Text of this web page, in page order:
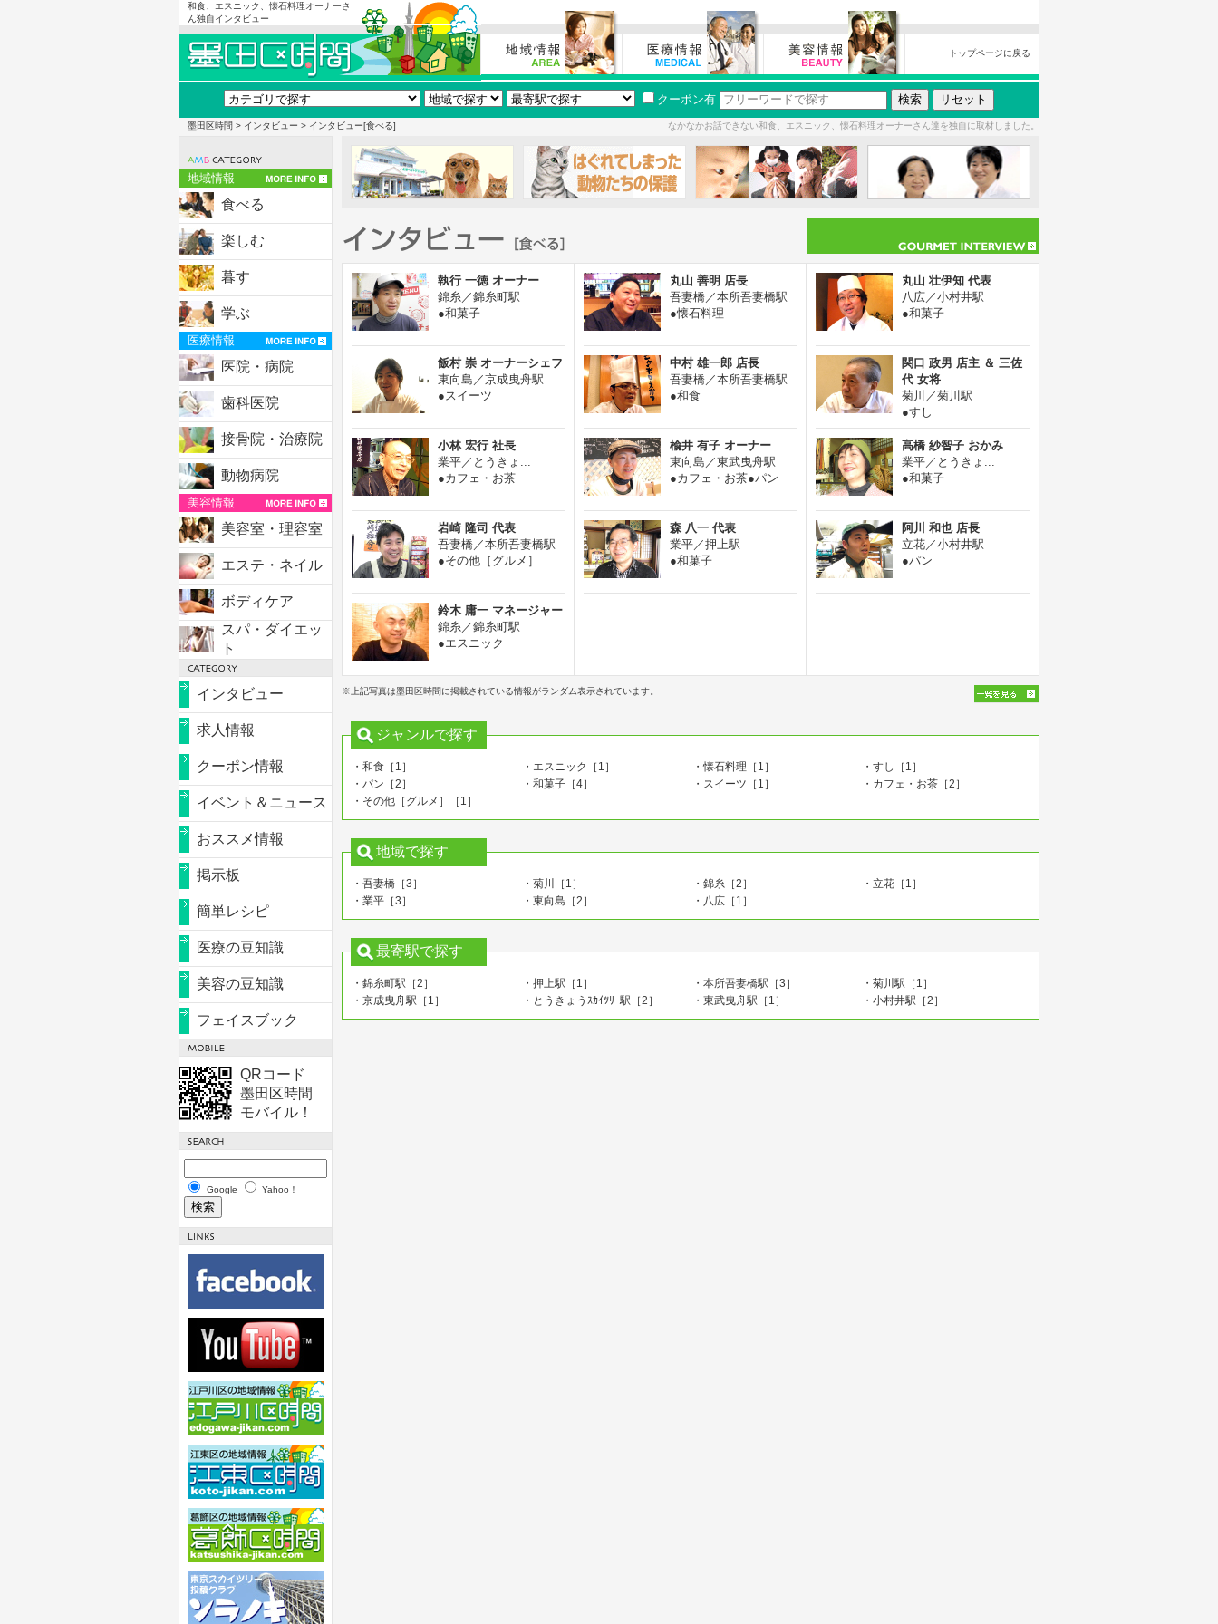
和食、エスニック、懐石料理オーナーさ
ん独自インタビュー
トップページに戻る
クーポン有
墨田区時間 > インタビュー > インタビュー[食べる] なかなかお話できない和食、エスニック、懐石料理オーナーさん達を独自に取材しました。
地域情報
食べる
楽しむ
暮す
学ぶ
医療情報
医院・病院
歯科医院
接骨院・治療院
動物病院
美容情報
美容室・理容室
エステ・ネイル
ボディケア
スパ・ダイエッ
ト
インタビュー
求人情報
クーポン情報
イベント＆ニュース
おススメ情報
掲示板
簡単レシピ
医療の豆知識
美容の豆知識
フェイスブック
QRコード
墨田区時間
モバイル！
Google Yahoo！
執行 一徳 オーナー
錦糸／錦糸町駅
●和菓子
丸山 善明 店長
吾妻橋／本所吾妻橋駅
●懐石料理
丸山 壮伊知 代表
八広／小村井駅
●和菓子
飯村 崇 オーナーシェフ
東向島／京成曳舟駅
●スイーツ
中村 雄一郎 店長
吾妻橋／本所吾妻橋駅
●和食
関口 政男 店主 ＆ 三佐
代 女将
菊川／菊川駅
●すし
小林 宏行 社長
業平／とうきょ...
●カフェ・お茶
楡井 有子 オーナー
東向島／東武曳舟駅
●カフェ・お茶●パン
高橋 紗智子 おかみ
業平／とうきょ...
●和菓子
岩崎 隆司 代表
吾妻橋／本所吾妻橋駅
●その他［グルメ］
森 八一 代表
業平／押上駅
●和菓子
阿川 和也 店長
立花／小村井駅
●パン
鈴木 庸一 マネージャー
錦糸／錦糸町駅
●エスニック
※上記写真は墨田区時間に掲載されている情報がランダム表示されています。
ジャンルで探す
・和食［1］ ・エスニック［1］ ・懐石料理［1］
・すし［1］
・パン［2］
・和菓子［4］ ・スイーツ［1］
・カフェ・お茶［2］
・その他［グルメ］［1］
地域で探す
・吾妻橋［3］ ・菊川［1］ ・錦糸［2］
・立花［1］
・業平［3］
・東向島［2］ ・八広［1］
最寄駅で探す
・錦糸町駅［2］ ・押上駅［1］ ・本所吾妻橋駅［3］
・菊川駅［1］
・京成曳舟駅［1］
・とうきょうｽｶｲﾂﾘｰ駅［2］ ・東武曳舟駅［1］ ・小村井駅［2］